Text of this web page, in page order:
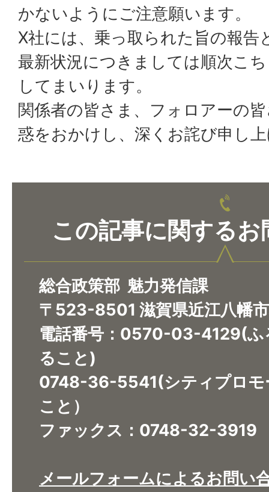
かないようにご注意願います。
X社には、乗っ取られた旨の報告
最新状況につきましては順次こ
してまいります。
関係者の皆さま、フォロアーの
惑をおかけし、深くお詫び申し
この記事に関するお
総合政策部 魅力発信課
〒523-8501 滋賀県近江八幡
電話番号：0570-03-4129(ふ
ること)
​​​​​​​0748-36-5541(シティプロモ
こと）
ファックス：0748-32-3919
メールフォームによるお問い